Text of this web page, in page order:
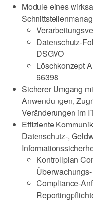
Module eines
Datenschutz-
DSGVO
Löschkonzept
66398
Sicherer Umgang
Anwendungen,
Veränderungen im
Effiziente
Datenschutz-,
Kontrollplan
Compliance-